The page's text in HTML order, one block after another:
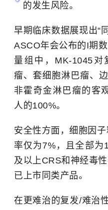
的发生风险。
早期临床数据展现出“
ASCO年会公布的I期
量组中，MK-1045
瘤、套细胞淋巴瘤、
非霍奇金淋巴瘤的客
人的100%。
安全性方面，细胞因
率仅为7%，且全部为
及以上CRS和神经毒
已上市同类产品。
在更难治的复发/难治